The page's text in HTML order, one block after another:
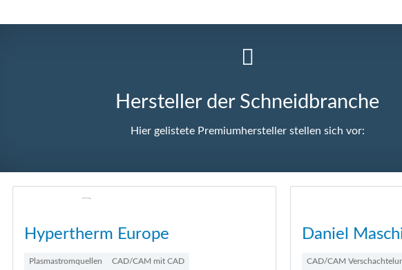
Hersteller der Schneidbranche
Hier gelistete Premiumhersteller stellen sich vor:
Daniel Maschinenservice
CAD/CAM Verschachtelungssoftware